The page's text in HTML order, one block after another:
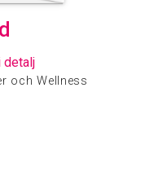
detalj
och Wellness